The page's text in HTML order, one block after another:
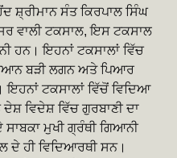
ਸ਼੍ਰੀਮਾਨ ਸੰਤ ਕਿਰਪਾਲ ਸਿੰਘ
ਵਾਲੀ ਟਕਸਾਲ, ਇਸ ਟਕਸਾਲ
ਹਨ। ਇਹਨਾਂ ਟਕਸਾਲਾਂ ਵਿੱਚ
ਬੜੀ ਲਗਨ ਅਤੇ ਪਿਆਰ
ਇਹਨਾਂ ਟਕਸਾਲਾਂ ਵਿੱਚੋਂ ਵਿਦਿਆ
ਵਿਦੇਸ਼ ਵਿੱਚ ਗੁਰਬਾਣੀ ਦਾ
ਸਾਬਕਾ ਮੁਖੀ ਗ੍ਰੰਥੀ ਗਿਆਨੀ
ਦੇ ਹੀ ਵਿਦਿਆਰਥੀ ਸਨ।